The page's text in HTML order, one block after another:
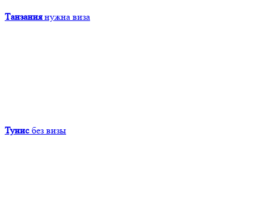
Танзания нужна виза
Тунис без визы